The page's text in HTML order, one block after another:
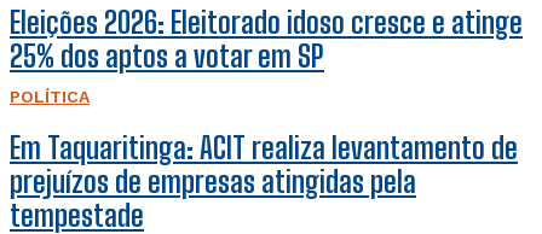
Eleições 2026: Eleitorado idoso cresce e atinge
25% dos aptos a votar em SP
POLÍTICA
Em Taquaritinga: ACIT realiza levantamento de
prejuízos de empresas atingidas pela
tempestade